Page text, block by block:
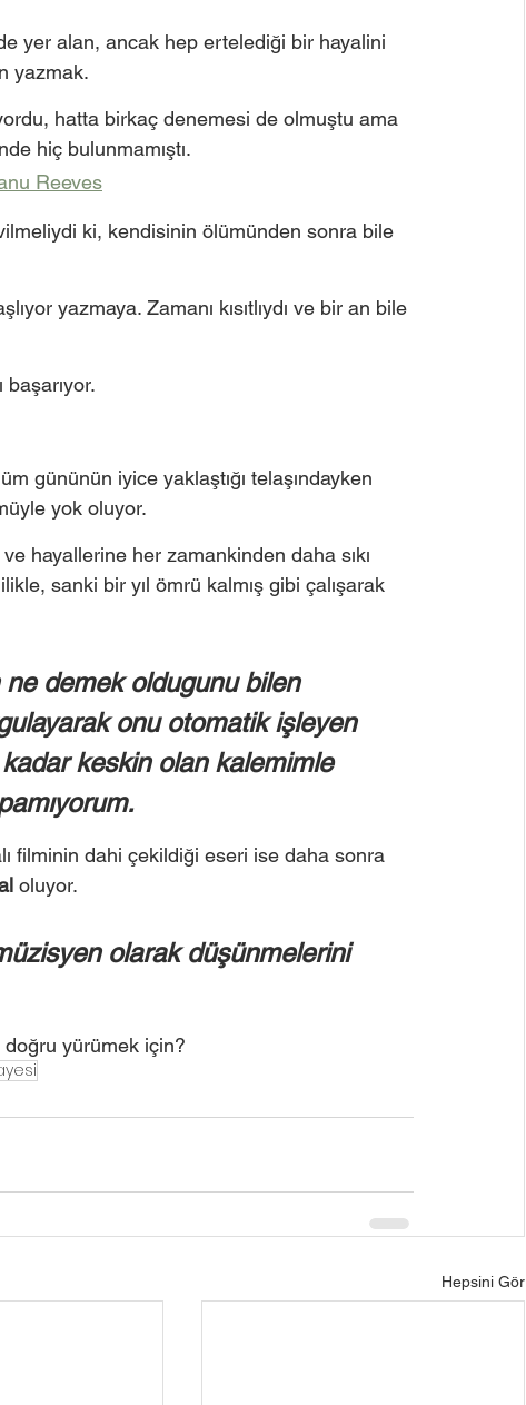
yer alan, ancak hep ertelediği bir hayalini
yazmak.
hatta birkaç denemesi de olmuştu ama
hiç bulunmamıştı.
Reeves
ki, kendisinin ölümünden sonra bile
yazmaya. Zamanı kısıtlıydı ve bir an bile
gününün iyice yaklaştığı telaşındayken
yok oluyor.
hayallerine her zamankinden daha sıkı
sanki bir yıl ömrü kalmış gibi çalışarak
ne demek oldugunu bilen
onu otomatik işleyen
keskin olan kalemimle
filminin dahi çekildiği eseri ise daha sonra
oluyor.
olarak düşünmelerini
yürümek için?
Hepsini Gör